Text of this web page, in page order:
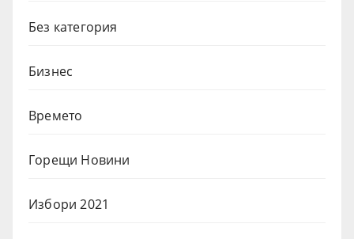
Без категория
Бизнес
Времето
Горещи Новини
Избори 2021